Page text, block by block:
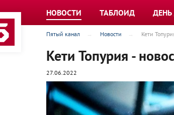
НОВОСТИ ТАБЛОИД
Пятый канал Новости Кети
Кети Топурия -
27.06.2022